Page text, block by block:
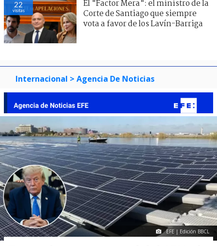
22
visitas
El "Factor Mera": el ministro de la
Corte de Santiago que siempre
vota a favor de los Lavín-Barriga
Internacional > Agencia De Noticias
EFE | Edición BBCL